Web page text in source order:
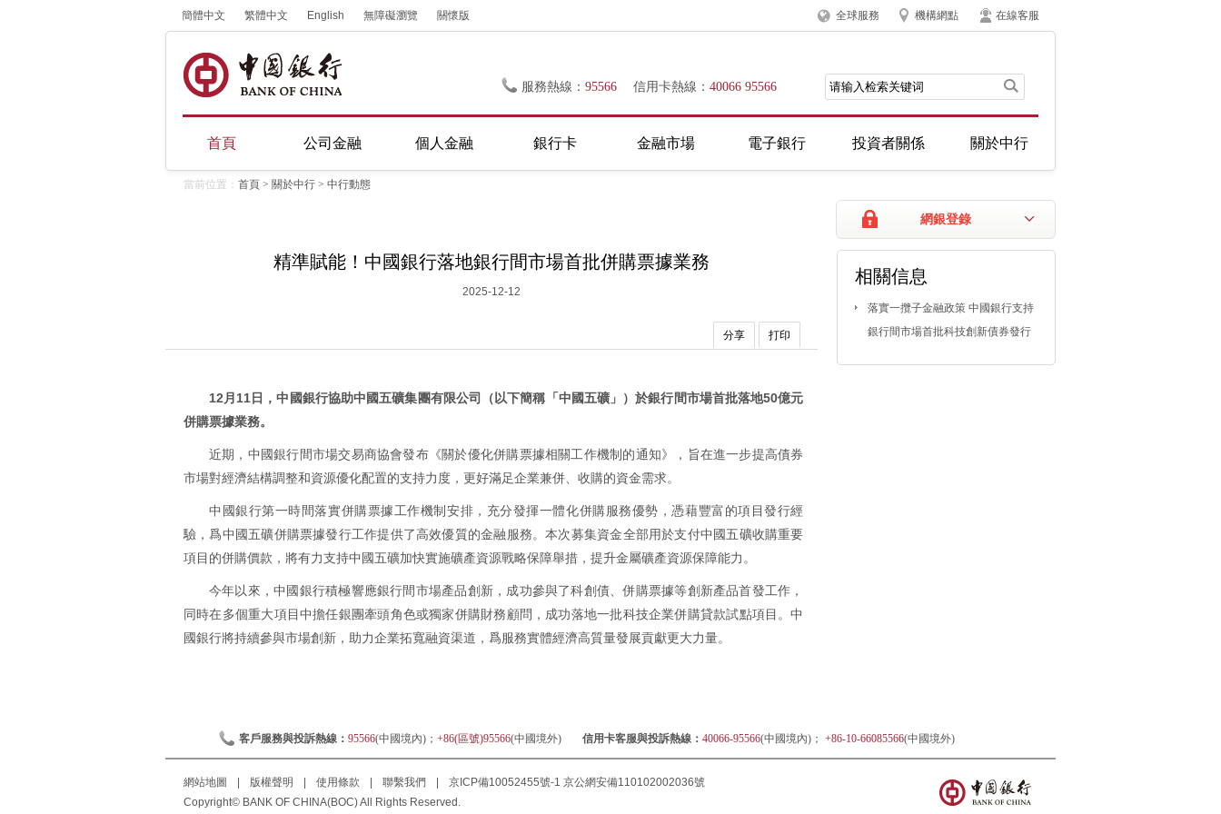
簡體中文 繁體中文 English 無障礙瀏覽 關懷版 全球服務 機構網點 在線客服
服務熱線： 95566 信用卡熱線： 40066 95566
首頁 公司金融 個人金融 銀行卡 金融市場 電子銀行 投資者關係 關於中行
當前位置： 首頁 > 關於中行 > 中行動態
網銀登錄
精準賦能！中國銀行落地銀行間市場首批併購票據業務
2025-12-12
分享 打印
12月11日，中國銀行協助中國五礦集團有限公司（以下簡稱「中國五礦」）於銀行間市場首批落地50億元
併購票據業務。
近期，中國銀行間市場交易商協會發布《關於優化併購票據相關工作機制的通知》，旨在進一步提高債券
市場對經濟結構調整和資源優化配置的支持力度，更好滿足企業兼併、收購的資金需求。
中國銀行第一時間落實併購票據工作機制安排，充分發揮一體化併購服務優勢，憑藉豐富的項目發行經
驗，爲中國五礦併購票據發行工作提供了高效優質的金融服務。本次募集資金全部用於支付中國五礦收購重要
項目的併購價款，將有力支持中國五礦加快實施礦產資源戰略保障舉措，提升金屬礦產資源保障能力。
今年以來，中國銀行積極響應銀行間市場產品創新，成功參與了科創債、併購票據等創新產品首發工作，
同時在多個重大項目中擔任銀團牽頭角色或獨家併購財務顧問，成功落地一批科技企業併購貸款試點項目。中
國銀行將持續參與市場創新，助力企業拓寬融資渠道，爲服務實體經濟高質量發展貢獻更大力量。
相關信息
落實一攬子金融政策 中國銀行支持
銀行間市場首批科技創新債券發行
客戶服務與投訴熱線： 95566(中國境內)； +86(區號)95566(中國境外) 信用卡客服與投訴熱線： 40066-95566(中國境內)； +86-10-66085566(中國境外)
網站地圖 版權聲明 使用條款 聯繫我們 京ICP備10052455號-1 京公網安備110102002036號
Copyright© BANK OF CHINA(BOC) All Rights Reserved.